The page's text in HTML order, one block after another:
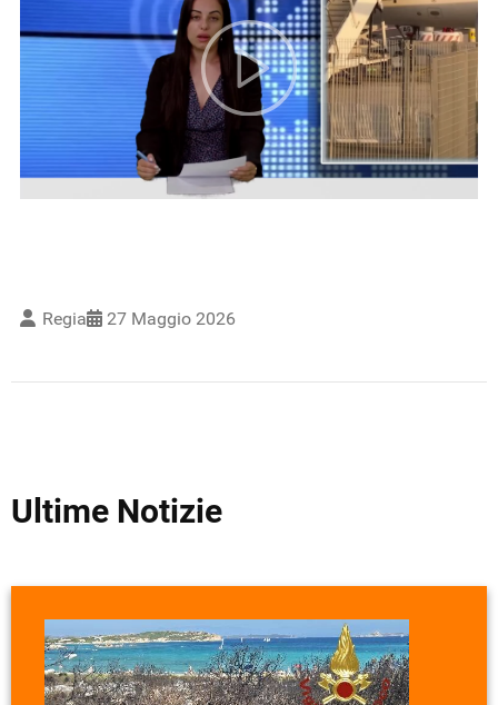
Regia 27 Maggio 2026
Ultime Notizie